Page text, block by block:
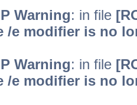
Warning: in file
/e modifier is no
Warning: in file
/e modifier is no